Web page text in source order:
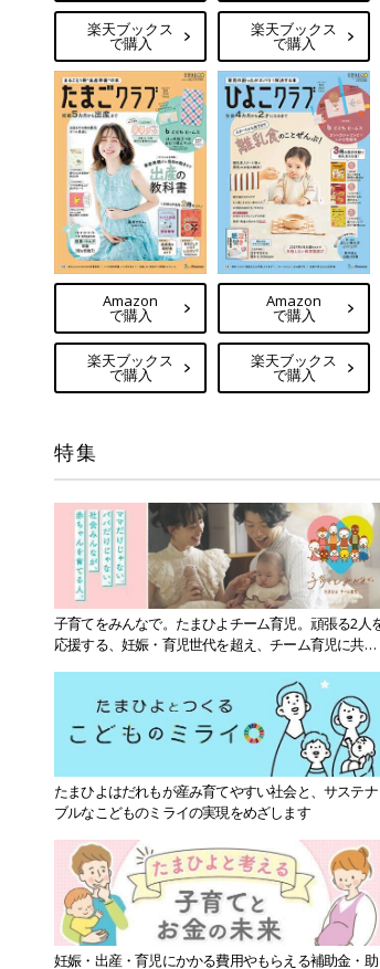
楽天ブックス
で購入
楽天ブックス
で購入
Amazon
で購入
楽天ブックス
で購入
Amazon
で購入
楽天ブックス
で購入
特集
子育てをみんなで。たまひよチーム育児。頑張る2人
応援する、妊娠・育児世代を超え、チーム育児に共感
たまひよはだれもが産み育てやすい社会と、サステナ
ブルなこどものミライの実現をめざします
妊娠・出産・育児にかかる費用やもらえる補助金・助